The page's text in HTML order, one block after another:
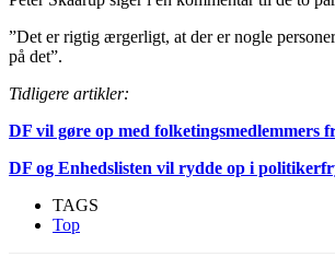
”Det er rigtig ærgerligt, at der er nogle
på det”.
Tidligere artikler:
DF vil gøre op med folketingsmedlemmers
DF og Enhedslisten vil rydde op i
TAGS
Top